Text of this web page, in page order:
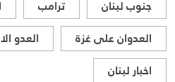
جنوب لبنان
ترامب
العدوان على غزة
العدو
اخبار لبنان